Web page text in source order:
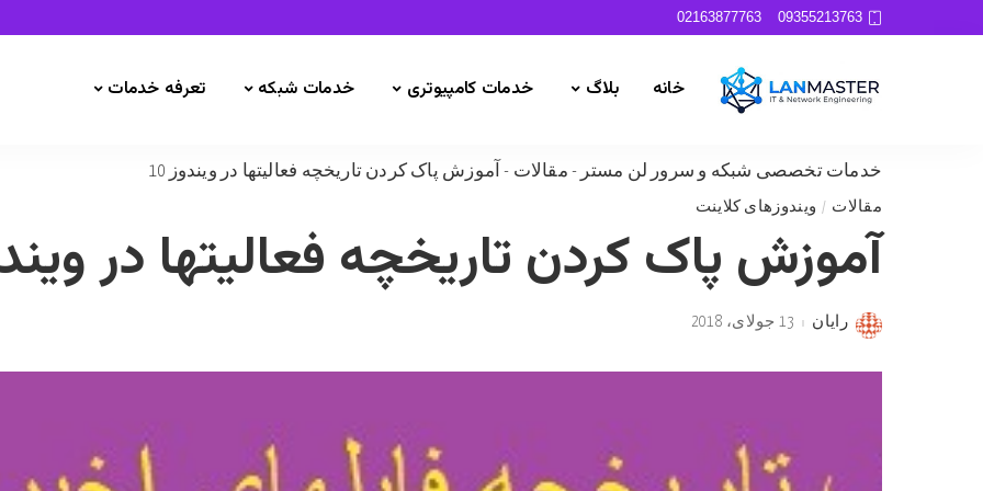
09355213763
02163877763
خانه بلاگ خدمات کامپیوتری خدمات شبکه تعرفه خدمات
خدمات تخصصی شبکه و سرور لن مستر - مقالات - آموزش پاک کردن تاریخچه فعالیتها در ویندوز 10
مقالات ویندوزهای کلاینت
آموزش پاک کردن تاریخچه فعالیتها در
Posted
رایان 13 جولای، 2018